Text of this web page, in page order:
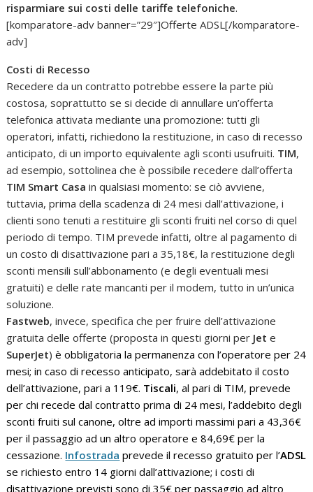
risparmiare sui costi delle tariffe telefoniche.
[komparatore-adv banner=”29″]Offerte ADSL[/komparatore-
adv]
Costi di Recesso
Recedere da un contratto potrebbe essere la parte più
costosa, soprattutto se si decide di annullare un’offerta
telefonica attivata mediante una promozione: tutti gli
operatori, infatti, richiedono la restituzione, in caso di recesso
anticipato, di un importo equivalente agli sconti usufruiti. TIM,
ad esempio, sottolinea che è possibile recedere dall’offerta
TIM Smart Casa in qualsiasi momento: se ciò avviene,
tuttavia, prima della scadenza di 24 mesi dall’attivazione, i
clienti sono tenuti a restituire gli sconti fruiti nel corso di quel
periodo di tempo. TIM prevede infatti, oltre al pagamento di
un costo di disattivazione pari a 35,18€, la restituzione degli
sconti mensili sull’abbonamento (e degli eventuali mesi
gratuiti) e delle rate mancanti per il modem, tutto in un’unica
soluzione.
Fastweb, invece, specifica che per fruire dell’attivazione
gratuita delle offerte (proposta in questi giorni per Jet e
SuperJet) è obbligatoria la permanenza con l’operatore per 24
mesi; in caso di recesso anticipato, sarà addebitato il costo
dell’attivazione, pari a 119€. Tiscali, al pari di TIM, prevede
per chi recede dal contratto prima di 24 mesi, l’addebito degli
sconti fruiti sul canone, oltre ad importi massimi pari a 43,36€
per il passaggio ad un altro operatore e 84,69€ per la
cessazione. Infostrada prevede il recesso gratuito per l’ADSL
se richiesto entro 14 giorni dall’attivazione; i costi di
disattivazione previsti sono di 35€ per passaggio ad altro